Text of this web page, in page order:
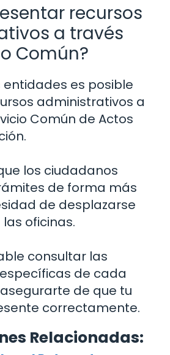
recursos
a través
Común?
entidades es posible
administrativos a
Común de Actos
los ciudadanos
de forma más
de desplazarse
oficinas.
consultar las
de cada
de que tu
correctamente.
Relacionadas: